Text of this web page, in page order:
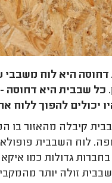
היא לוח משבבי
כל שבבית היא דחוסה
יכולים להפוך ללוח
קיבלה מהאזור בו
לוח השבבית
בחברות גדולות כמו
זולה יותר